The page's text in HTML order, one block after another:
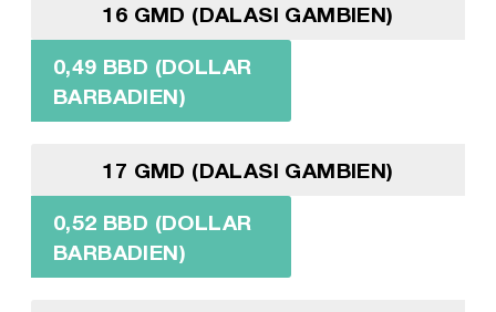
16 GMD (DALASI GAMBIEN)
0,49 BBD (DOLLAR
BARBADIEN)
17 GMD (DALASI GAMBIEN)
0,52 BBD (DOLLAR
BARBADIEN)